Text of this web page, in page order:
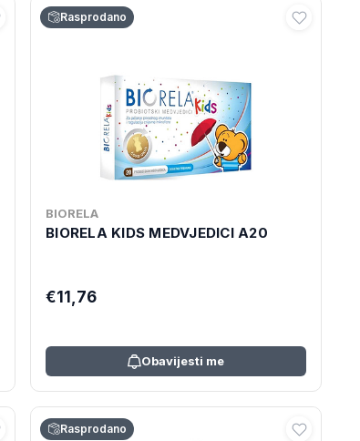
Rasprodano
BIORELA
BIORELA KIDS MEDVJEDICI A20
€11,76
Obavijesti me
Rasprodano